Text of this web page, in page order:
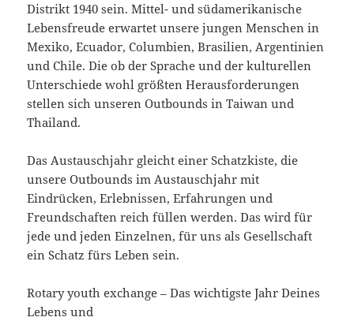
Distrikt 1940 sein. Mittel- und südamerikanische
Lebensfreude erwartet unsere jungen Menschen in
Mexiko, Ecuador, Columbien, Brasilien, Argentinien
und Chile. Die ob der Sprache und der kulturellen
Unterschiede wohl größten Herausforderungen
stellen sich unseren Outbounds in Taiwan und
Thailand.
Das Austauschjahr gleicht einer Schatzkiste, die
unsere Outbounds im Austauschjahr mit
Eindrücken, Erlebnissen, Erfahrungen und
Freundschaften reich füllen werden. Das wird für
jede und jeden Einzelnen, für uns als Gesellschaft
ein Schatz fürs Leben sein.
Rotary youth exchange – Das wichtigste Jahr Deines
Lebens und